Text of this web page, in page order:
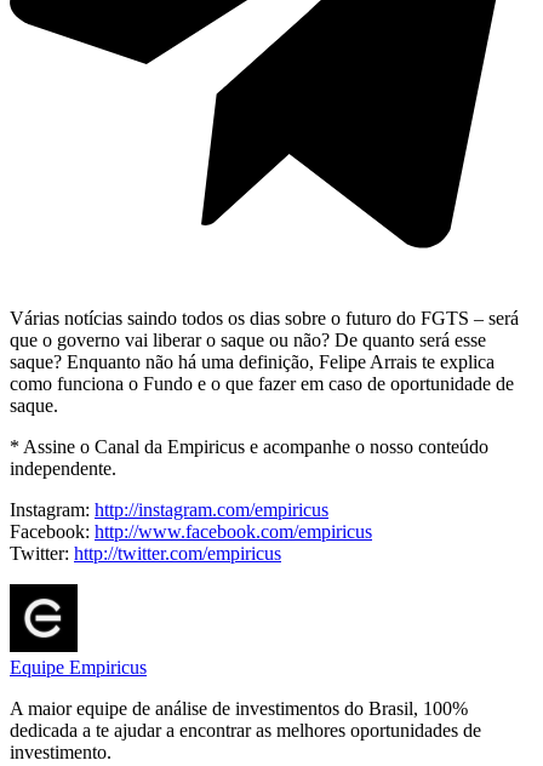
Várias notícias saindo todos os dias sobre o futuro do FGTS – será
que o governo vai liberar o saque ou não? De quanto será esse
saque? Enquanto não há uma definição, Felipe Arrais te explica
como funciona o Fundo e o que fazer em caso de oportunidade de
saque.
* Assine o Canal da Empiricus e acompanhe o nosso conteúdo
independente.
Instagram: http://instagram.com/empiricus
Facebook: http://www.facebook.com/empiricus
Twitter: http://twitter.com/empiricus
Equipe Empiricus
A maior equipe de análise de investimentos do Brasil, 100%
dedicada a te ajudar a encontrar as melhores oportunidades de
investimento.